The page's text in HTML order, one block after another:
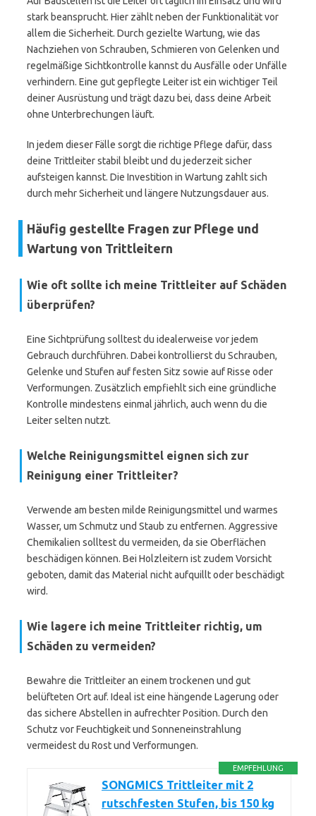
stark beansprucht. Hier zählt neben der Funktionalität vor
allem die Sicherheit. Durch gezielte Wartung, wie das
Nachziehen von Schrauben, Schmieren von Gelenken und
regelmäßige Sichtkontrolle kannst du Ausfälle oder Unfälle
verhindern. Eine gut gepflegte Leiter ist ein wichtiger Teil
deiner Ausrüstung und trägt dazu bei, dass deine Arbeit
ohne Unterbrechungen läuft.
In jedem dieser Fälle sorgt die richtige Pflege dafür, dass
deine Trittleiter stabil bleibt und du jederzeit sicher
aufsteigen kannst. Die Investition in Wartung zahlt sich
durch mehr Sicherheit und längere Nutzungsdauer aus.
Häufig gestellte Fragen zur Pflege und
Wartung von Trittleitern
Wie oft sollte ich meine Trittleiter auf Schäden
überprüfen?
Eine Sichtprüfung solltest du idealerweise vor jedem
Gebrauch durchführen. Dabei kontrollierst du Schrauben,
Gelenke und Stufen auf festen Sitz sowie auf Risse oder
Verformungen. Zusätzlich empfiehlt sich eine gründliche
Kontrolle mindestens einmal jährlich, auch wenn du die
Leiter selten nutzt.
Welche Reinigungsmittel eignen sich zur
Reinigung einer Trittleiter?
Verwende am besten milde Reinigungsmittel und warmes
Wasser, um Schmutz und Staub zu entfernen. Aggressive
Chemikalien solltest du vermeiden, da sie Oberflächen
beschädigen können. Bei Holzleitern ist zudem Vorsicht
geboten, damit das Material nicht aufquillt oder beschädigt
wird.
Wie lagere ich meine Trittleiter richtig, um
Schäden zu vermeiden?
Bewahre die Trittleiter an einem trockenen und gut
belüfteten Ort auf. Ideal ist eine hängende Lagerung oder
das sichere Abstellen in aufrechter Position. Durch den
Schutz vor Feuchtigkeit und Sonneneinstrahlung
vermeidest du Rost und Verformungen.
EMPFEHLUNG
SONGMICS Trittleiter mit 2
rutschfesten Stufen, bis 150 kg